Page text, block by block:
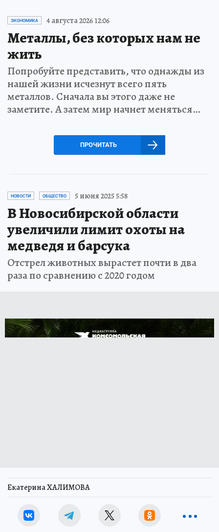
ЭКОНОМИКА 4 августа 2026 12:06
Металлы, без которых нам не
жить
Попробуйте представить, что однажды из
нашей жизни исчезнут всего пять
металлов. Сначала вы этого даже не
заметите. А затем мир начнет меняться…
ПРОЧИТАТЬ
НОВОСТИ ОБЩЕСТВО 5 июня 2025 5:58
В Новосибирской области
увеличили лимит охоты на
медведя и барсука
Отстрел животных вырастет почти в два
раза по сравнению с 2020 годом
Екатерина ХАЛИМОВА